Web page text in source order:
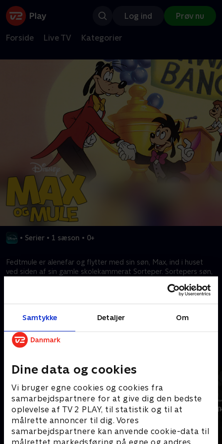
Samtykke Detaljer Om
Dine data og cookies
Vi bruger egne cookies og cookies fra
samarbejdspartnere for at give dig den bedste
oplevelse af TV 2 PLAY, til statistik og til at
målrette annoncer til dig. Vores
samarbejdspartnere kan anvende cookie-data til
Log ind Prøv nu
Forside Live TV Kategorier
• Serier • 1 sæson • 0+
Fedtmule er alenefar og flytter med sin søn, Max, ind i huset
ved siden af sin gamle skolekammerat Sorteper. Sortepers søn,
Kræver tilkøb